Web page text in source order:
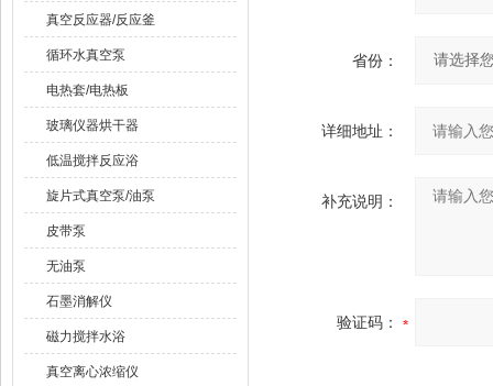
真空反应器/反应釜
循环水真空泵
电热套/电热板
玻璃仪器烘干器
低温搅拌反应浴
旋片式真空泵/油泵
皮带泵
无油泵
石墨消解仪
磁力搅拌水浴
真空离心浓缩仪
省份：
详细地址：
补充说明：
验证码：